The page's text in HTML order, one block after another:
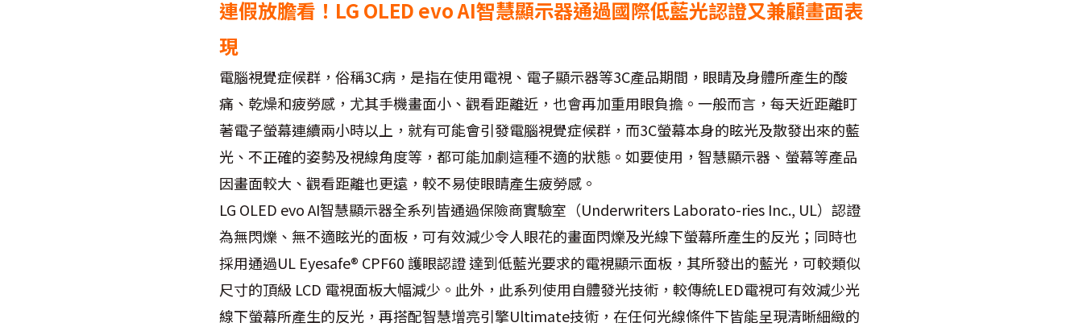
連假放膽看！LG OLED evo AI智慧顯示器通過國際低藍光認證又兼顧畫面表
現
電腦視覺症候群，俗稱3C病，是指在使用電視、電子顯示器等3C產品期間，眼睛及身體所產生的酸
痛、乾燥和疲勞感，尤其手機畫面小、觀看距離近，也會再加重用眼負擔。一般而言，每天近距離盯
著電子螢幕連續兩小時以上，就有可能會引發電腦視覺症候群，而3C螢幕本身的眩光及散發出來的藍
光、不正確的姿勢及視線角度等，都可能加劇這種不適的狀態。如要使用，智慧顯示器、螢幕等產品
因畫面較大、觀看距離也更遠，較不易使眼睛產生疲勞感。
LG OLED evo AI智慧顯示器全系列皆通過保險商實驗室（Underwriters Laborato-ries Inc., UL）認證
為無閃爍、無不適眩光的面板，可有效減少令人眼花的畫面閃爍及光線下螢幕所產生的反光；同時也
採用通過UL Eyesafe® CPF60 護眼認證 達到低藍光要求的電視顯示面板，其所發出的藍光，可較類似
尺寸的頂級 LCD 電視面板大幅減少。此外，此系列使用自體發光技術，較傳統LED電視可有效減少光
線下螢幕所產生的反光，再搭配智慧增亮引擎Ultimate技術，在任何光線條件下皆能呈現清晰細緻的